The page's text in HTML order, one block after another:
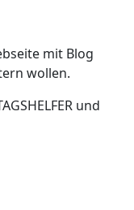
mit Blog
wollen.
und